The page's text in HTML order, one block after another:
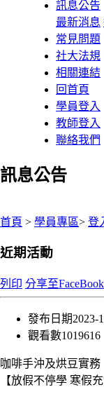
訊息公告
最新消息
常見問題
社大法規
相關連結
回首頁
學員登入
教師登入
聯絡我們
訊息公告
首頁 > 學員專區> 登
近期活動
列印 分享至FaceBook
發布日期2023-
觀看數1019616
咖啡手沖及烘豆實務
【放假不停學 寒假